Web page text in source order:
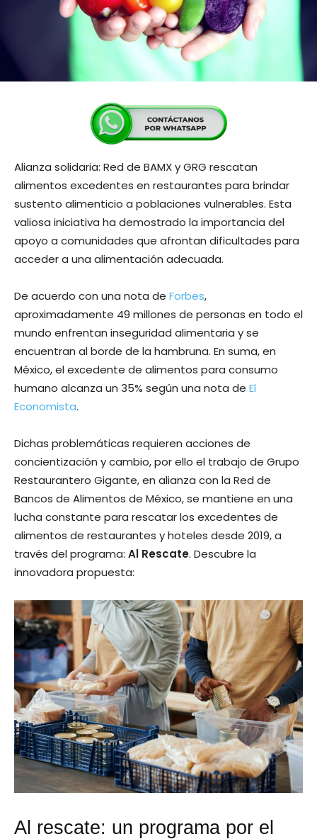
Alianza solidaria: Red de BAMX y GRG rescatan
alimentos excedentes en restaurantes para brindar
sustento alimenticio a poblaciones vulnerables. Esta
valiosa iniciativa ha demostrado la importancia del
apoyo a comunidades que afrontan dificultades para
acceder a una alimentación adecuada.
De acuerdo con una nota de Forbes,
aproximadamente 49 millones de personas en todo el
mundo enfrentan inseguridad alimentaria y se
encuentran al borde de la hambruna. En suma, en
México, el excedente de alimentos para consumo
humano alcanza un 35% según una nota de El
Economista.
Dichas problemáticas requieren acciones de
concientización y cambio, por ello el trabajo de Grupo
Restaurantero Gigante, en alianza con la Red de
Bancos de Alimentos de México, se mantiene en una
lucha constante para rescatar los excedentes de
alimentos de restaurantes y hoteles desde 2019, a
través del programa: Al Rescate. Descubre la
innovadora propuesta:
Al rescate: un programa por el